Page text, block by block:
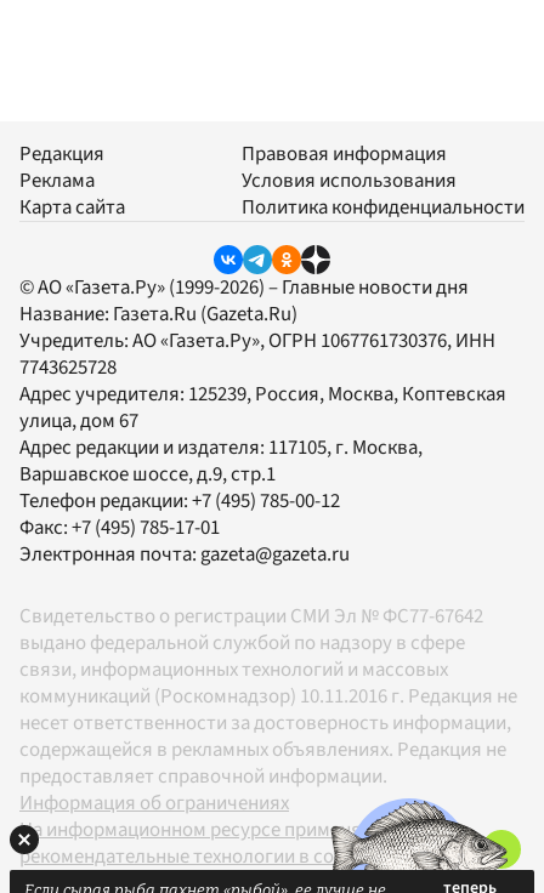
Редакция
Реклама
Карта сайта
Правовая информация
Условия использования
Политика конфиденциальности
© АО «Газета.Ру» (1999-2026) – Главные новости дня
Название: Газета.Ru (Gazeta.Ru)
Учредитель:АО «Газета.Ру», ОГРН 1067761730376, ИНН
7743625728
Адрес учредителя: 125239, Россия, Москва, Коптевская
улица, дом 67
Адрес редакции и издателя: 117105, г. Москва,
Варшавское шоссе, д.9, стр.1
Телефон редакции:+7 (495) 785-00-12
Факс:+7 (495) 785-17-01
Электронная почта:gazeta@gazeta.ru
Свидетельство о регистрации СМИ Эл № ФС77-67642
выдано федеральной службой по надзору в сфере
связи, информационных технологий и массовых
коммуникаций (Роскомнадзор) 10.11.2016 г. Редакция не
несет ответственности за достоверность информации,
содержащейся в рекламных объявлениях. Редакция не
предоставляет справочной информации.
Информация об ограничениях
На информационном ресурсе применяются
рекомендательные технологии в соответствии с
Правилами